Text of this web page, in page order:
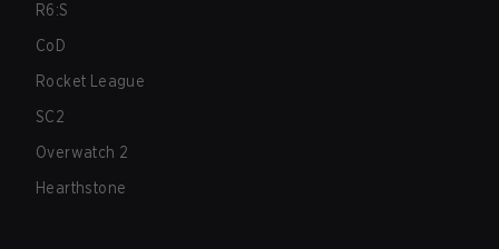
R6:S
CoD
Rocket League
SC2
Overwatch 2
Hearthstone